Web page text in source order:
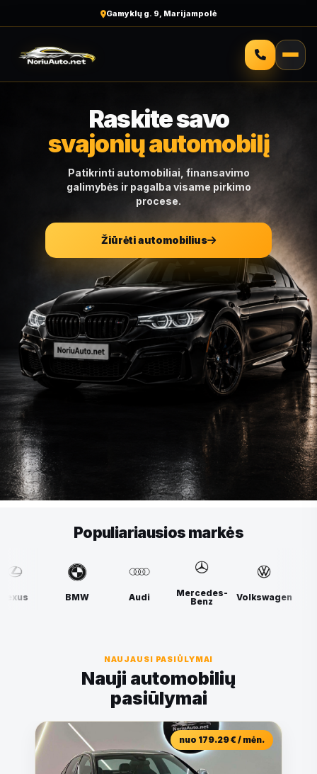
Gamyklų g. 9, Marijampolė
Raskite savo
svajonių automobilį
Patikrinti automobiliai, finansavimo
galimybės ir pagalba visame pirkimo
procese.
Žiūrėti automobilius
Populiariausios markės
BMW
Mercedes-
Volkswagen Lexus
NAUJAUSI PASIŪLYMAI
Nauji automobilių
pasiūlymai
nuo 179.29 € / mėn.